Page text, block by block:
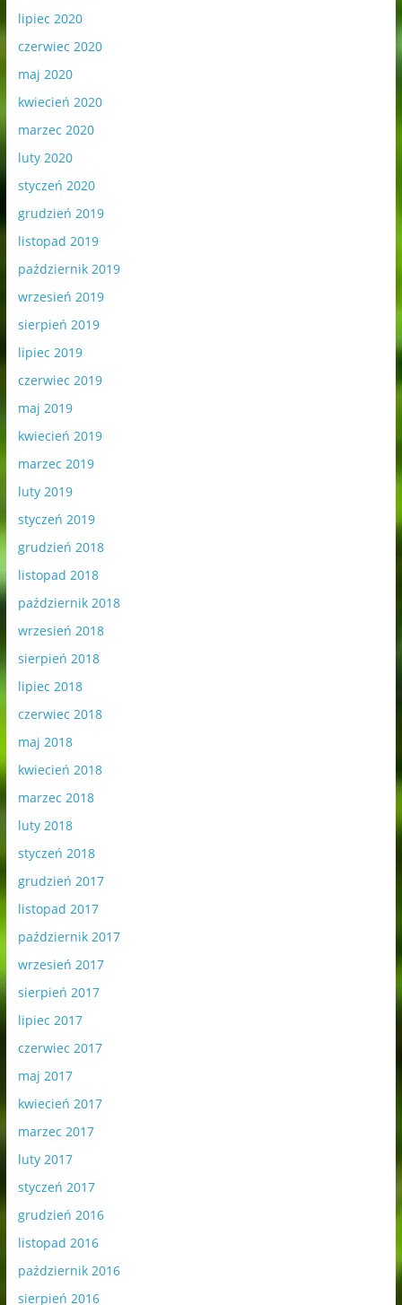
lipiec 2020
czerwiec 2020
maj 2020
kwiecień 2020
marzec 2020
luty 2020
styczeń 2020
grudzień 2019
listopad 2019
październik 2019
wrzesień 2019
sierpień 2019
lipiec 2019
czerwiec 2019
maj 2019
kwiecień 2019
marzec 2019
luty 2019
styczeń 2019
grudzień 2018
listopad 2018
październik 2018
wrzesień 2018
sierpień 2018
lipiec 2018
czerwiec 2018
maj 2018
kwiecień 2018
marzec 2018
luty 2018
styczeń 2018
grudzień 2017
listopad 2017
październik 2017
wrzesień 2017
sierpień 2017
lipiec 2017
czerwiec 2017
maj 2017
kwiecień 2017
marzec 2017
luty 2017
styczeń 2017
grudzień 2016
listopad 2016
październik 2016
sierpień 2016